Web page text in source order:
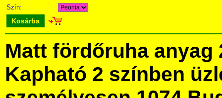
Szín:
Kosárba
Matt fördőruha anyag
Kapható 2 színben